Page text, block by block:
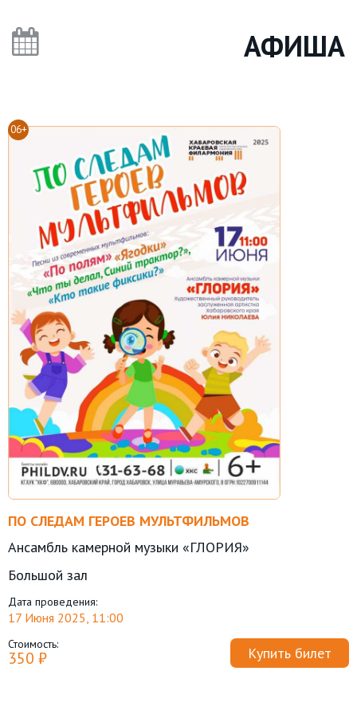
АФИША
06+
ПО СЛЕДАМ ГЕРОЕВ МУЛЬТФИЛЬМОВ
Ансамбль камерной музыки «ГЛОРИЯ»
Большой зал
Дата проведения:
17 Июня 2025, 11:00
Стоимость:
350 ₽ Купить билет